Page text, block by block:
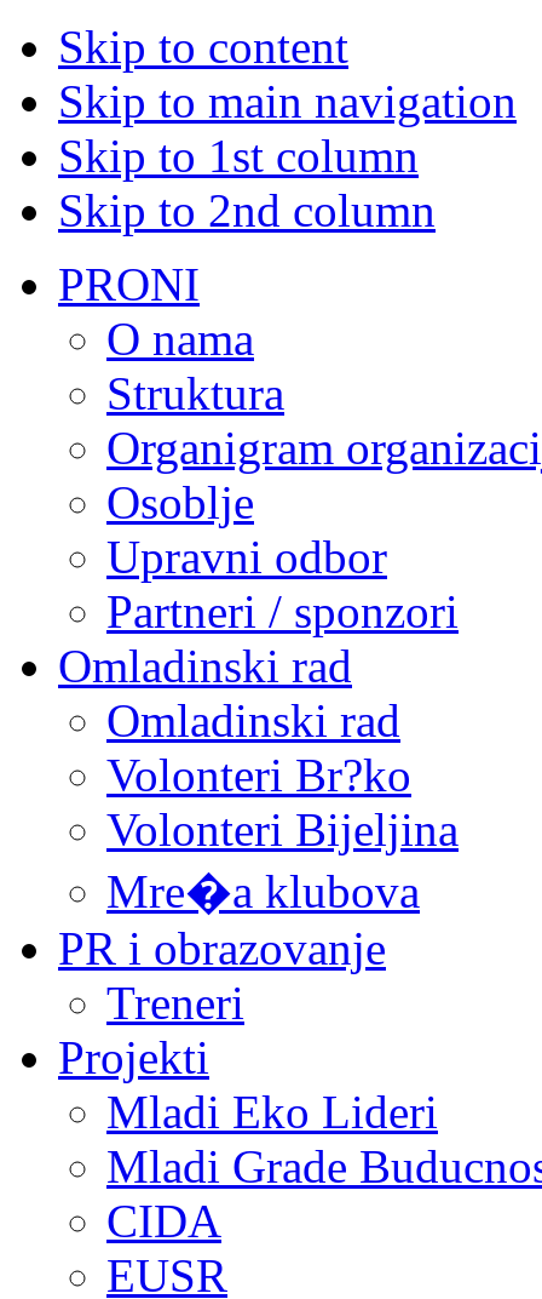
Skip to content
Skip to main navigation
Skip to 1st column
Skip to 2nd column
PRONI
O nama
Struktura
Organigram
Osoblje
Upravni odbor
Partneri / sponzori
Omladinski rad
Omladinski rad
Volonteri Br?ko
Volonteri Bijeljina
Mre�a klubova
PR i obrazovanje
Treneri
Projekti
Mladi Eko Lideri
Mladi Grade
CIDA
EUSR